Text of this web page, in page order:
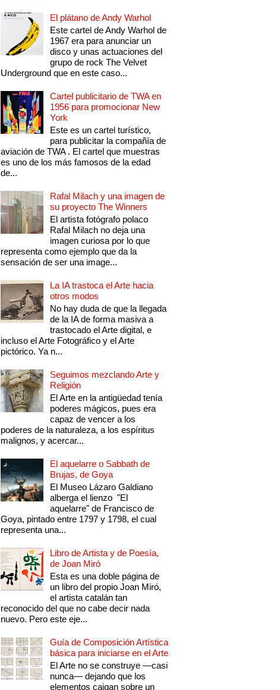
El plátano de Andy Warhol
Este cartel de Andy Warhol de
1967 era para anunciar un
disco y unas actuaciones del
grupo de rock The Velvet
Underground que en este caso...
Cartel publicitario de TWA en
1956 para promocionar New
York
Este es un cartel turístico,
para publicitar la compañía de
aviación de TWA . El cartel que muestras
es uno de los más famosos de la edad
de...
Rafal Milach y una imagen de
su proyecto The Winners
El artista fotógrafo polaco
Rafal Milach no deja una
imagen curiosa por lo que
representa como ejemplo que da la
sensación de ser una image...
La IA trastoca el Arte hacia
otros modos
No hay duda de que la llegada
de la IA de forma masiva a
trastocado el Arte digital, e
incluso el Arte Fotográfico y el Arte
pictórico. Ya n...
Seguimos mezclando Arte y
Religión
El Arte en la antigüedad tenía
poderes mágicos, pues era
capaz de vencer a los
poderes de la naturaleza, a los espíritus
malignos, y acercar...
El aquelarre o Sabbath de
Brujas, de Goya
El Museo Lázaro Galdiano
alberga el lienzo "El
aquelarre" de Francisco de
Goya, pintado entre 1797 y 1798, el cual
representa una...
Libro de Artista y de Poesía,
de Joan Miró
Esta es una doble página de
un libro del propio Joan Miró,
el artista catalán tan
reconocido del que no cabe decir nada
nuevo. Pero este eje...
Guía de Composición Artística
básica para iniciarse en el Arte
El Arte no se construye —casi
nunca— dejando que los
elementos caigan sobre un